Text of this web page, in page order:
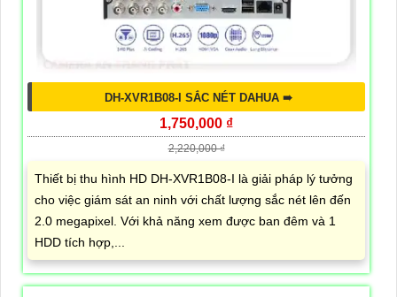
DH-XVR1B08-I SẮC NÉT DAHUA ➠
1,750,000 ₫
2,220,000 ₫
Thiết bị thu hình HD DH-XVR1B08-I là giải pháp lý tưởng
cho việc giám sát an ninh với chất lượng sắc nét lên đến
2.0 megapixel. Với khả năng xem được ban đêm và 1
HDD tích hợp,...